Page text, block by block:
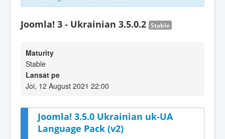
Joomla! 3 - Ukrainian 3.5.0.2 Stable
Maturity
Stable
Lansat pe
Joi, 12 August 2021 22:00
Joomla! 3.5.0 Ukrainian uk-UA
Language Pack (v2)